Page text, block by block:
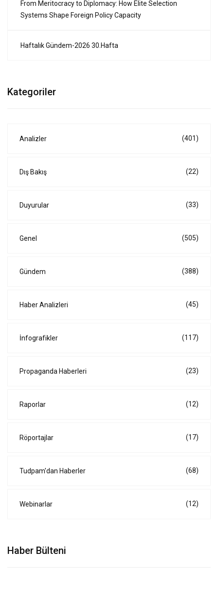
From Meritocracy to Diplomacy: How Elite Selection
Systems Shape Foreign Policy Capacity
Haftalık Gündem-2026 30.Hafta
Kategoriler
Analizler (401)
Dış Bakış (22)
Duyurular (33)
Genel (505)
Gündem (388)
Haber Analizleri (45)
İnfografikler (117)
Propaganda Haberleri (23)
Raporlar (12)
Röportajlar (17)
Tudpam'dan Haberler (68)
Webinarlar (12)
Haber Bülteni